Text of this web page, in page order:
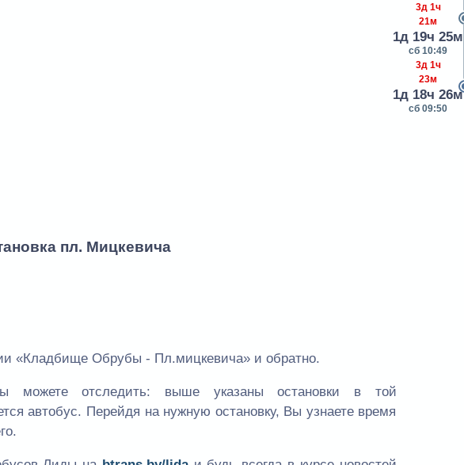
пл. Мицкевича
«Кладбище Обрубы - Пл.мицкевича» и обратно.
отследить: выше указаны остановки в той
автобус. Перейдя на нужную остановку, Вы узнаете время
3д 1ч
21м
1д 19ч 25м
сб 10:49
3д 1ч
23м
1д 18ч 26м
сб 09:50